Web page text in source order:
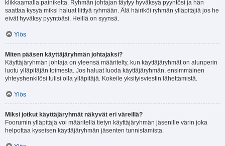
klikkaamalla painiketta. Ryhmän johtajan täytyy hyväksyä pyyntösi ja hän
saattaa kysyä miksi haluat liittyä ryhmään. Älä häiriköi ryhmän ylläpitäjiä jos he
eivät hyväksy pyyntöäsi. Heillä on syynsä.
Ylös
Miten pääsen käyttäjäryhmän johtajaksi?
Käyttäjäryhmän johtaja on yleensä määritelty, kun käyttäjäryhmät on alunperin
luotu ylläpitäjän toimesta. Jos haluat luoda käyttäjäryhmän, ensimmäinen
yhteyshenkilösi tulisi olla ylläpitäjä. Kokeile yksityisviestin lähettämistä.
Ylös
Miksi jotkut käyttäjäryhmät näkyvät eri väreillä?
Foorumin ylläpitäjä voi määritellä tietyn käyttäjäryhmän jäsenille värin joka
helpottaa kyseisen käyttäjäryhmän jäsenten tunnistamista.